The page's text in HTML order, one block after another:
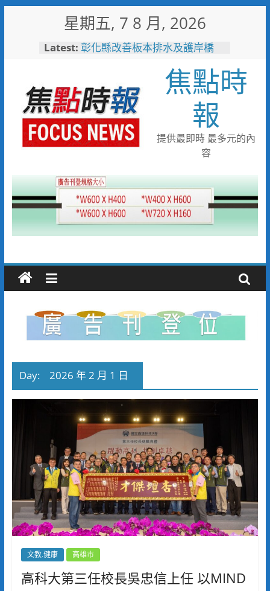
星期五, 7 8 月, 2026
Latest: 敲敲門讓愛傳進門 彰化縣獨居
老人訪查作業啟動
彰化縣改善板本排水及護岸橋
梁 解決大村、秀水淹水問題
小米之家進駐高雄義享時尚廣
場 父親節開幕祭三重超狂優惠
少子化時代的地方解方！彰化市
未婚聯誼6年促成10對佳偶
彰化縣長參選人魏平政率議員團
隊攜手造勢 盼翻轉彰化打造新
焦點時
報
提供最即時 最多元的內
容
Day: 2026 年 2 月 1 日
文教.健康 高雄市
高科大第三任校長吳忠信上任 以MIND